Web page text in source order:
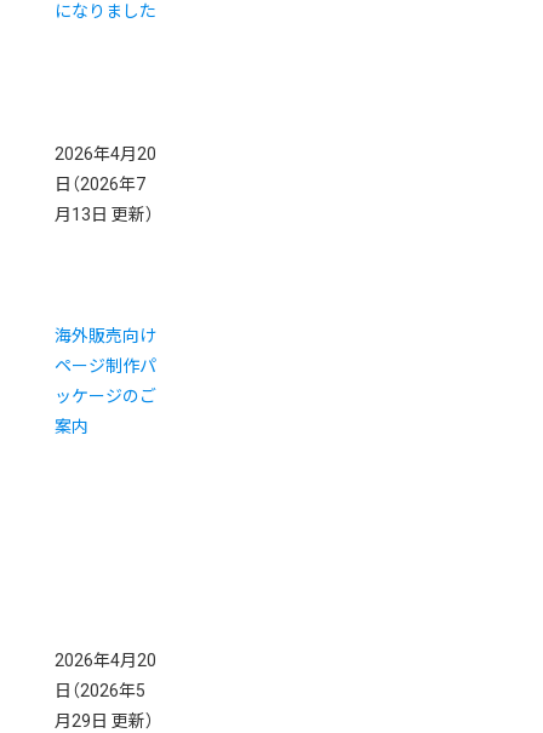
になりました
2026年4月20
日 （2026年7
月13日 更新）
海外販売向け
ページ制作パ
ッケージのご
案内
2026年4月20
日 （2026年5
月29日 更新）